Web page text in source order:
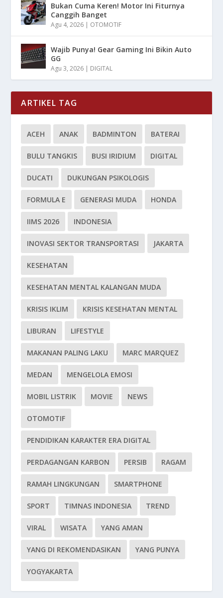
Bukan Cuma Keren! Motor Ini Fiturnya
Canggih Banget
Agu 4, 2026 | OTOMOTIF
Wajib Punya! Gear Gaming Ini Bikin Auto
GG
Agu 3, 2026 | DIGITAL
ARTIKEL TAG
ACEH ANAK BADMINTON BATERAI
BULU TANGKIS BUSI IRIDIUM DIGITAL
DUCATI DUKUNGAN PSIKOLOGIS
FORMULA E GENERASI MUDA HONDA
IIMS 2026 INDONESIA
INOVASI SEKTOR TRANSPORTASI JAKARTA
KESEHATAN
KESEHATAN MENTAL KALANGAN MUDA
KRISIS IKLIM KRISIS KESEHATAN MENTAL
LIBURAN LIFESTYLE
MAKANAN PALING LAKU MARC MARQUEZ
MEDAN MENGELOLA EMOSI
MOBIL LISTRIK MOVIE NEWS
OTOMOTIF
PENDIDIKAN KARAKTER ERA DIGITAL
PERDAGANGAN KARBON PERSIB RAGAM
RAMAH LINGKUNGAN SMARTPHONE
SPORT TIMNAS INDONESIA TREND
VIRAL WISATA YANG AMAN
YANG DI REKOMENDASIKAN YANG PUNYA
YOGYAKARTA